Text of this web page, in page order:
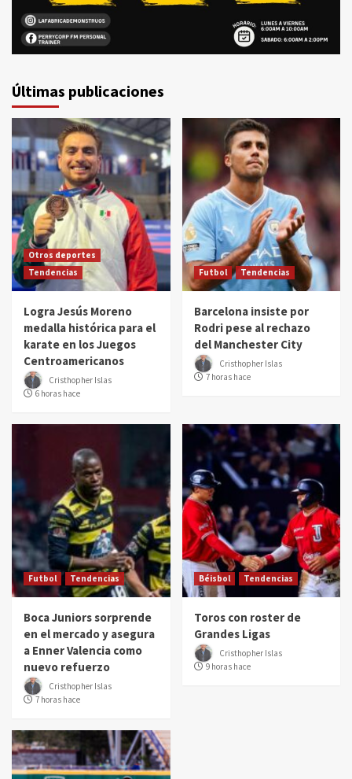
Últimas publicaciones
Otros deportes
Tendencias
Logra Jesús Moreno
medalla histórica para el
karate en los Juegos
Centroamericanos
Cristhopher Islas
6 horas hace
Futbol Tendencias
Barcelona insiste por
Rodri pese al rechazo
del Manchester City
Cristhopher Islas
7 horas hace
Futbol Tendencias
Boca Juniors sorprende
en el mercado y asegura
a Enner Valencia como
nuevo refuerzo
Cristhopher Islas
7 horas hace
Béisbol Tendencias
Toros con roster de
Grandes Ligas
Cristhopher Islas
9 horas hace